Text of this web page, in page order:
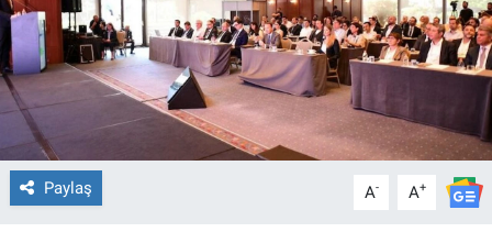
Paylaş A- A+